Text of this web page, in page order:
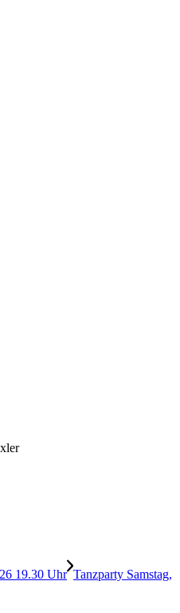
19.30 Uhr Tanzparty Samstag,